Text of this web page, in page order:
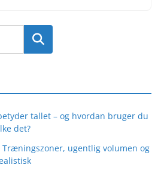
Søg
tallet – og hvordan bruger du
det?
ugentlig volumen og